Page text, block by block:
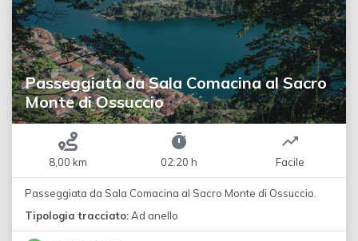
Passeggiata da Sala Comacina al Sacro
Monte di Ossuccio
8,00 km 02:20 h Facile
Passeggiata da Sala Comacina al Sacro Monte di Ossuccio.
Tipologia tracciato:Ad anello